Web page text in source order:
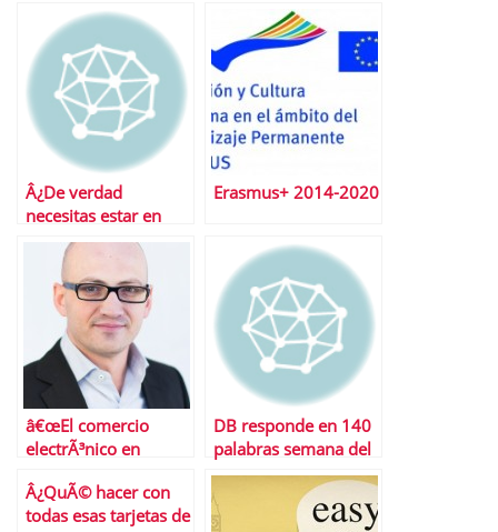
Â¿De verdad
necesitas estar en
redes sociales?
Erasmus+ 2014-2020
â€œEl comercio
electrÃ³nico en
crisis econÃ³mica y
es uno de los
DB responde en 140
palabras semana del
10 al 16 de
noviembre
Â¿QuÃ© hacer con
todas esas tarjetas de